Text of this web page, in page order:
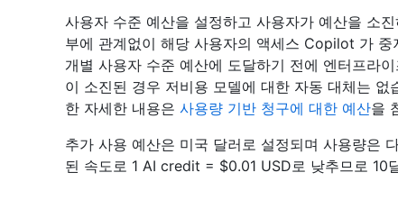
사용자 수준 예산을 설정하고 사용자가 예산을 소
부에 관계없이 해당 사용자의 액세스 Copilot 가
개별 사용자 수준 예산에 도달하기 전에 엔터프라
이 소진된 경우 저비용 모델에 대한 자동 대체는
한 자세한 내용은 사용량 기반 청구에 대한 예산을
추가 사용 예산은 미국 달러로 설정되며 사용량은
된 속도로 1 AI credit = $0.01 USD로 낮추므로 10